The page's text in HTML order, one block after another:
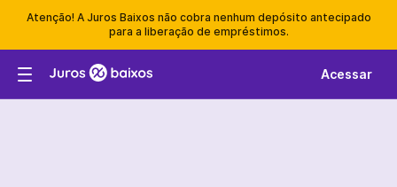
Atenção! A Juros Baixos não cobra nenhum depósito antecipado
para a liberação de empréstimos.
Acessar